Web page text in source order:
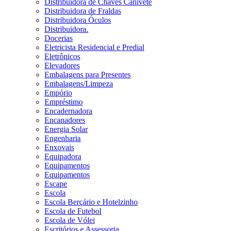
Distribuidora de Chaves Canivete
Distribuidora de Fraldas
Distribuidora Óculos
Distribuidora.
Docerias
Eletricista Residencial e Predial
Eletrônicos
Elevadores
Embalagens para Presentes
Embalagens/Limpeza
Empório
Empréstimo
Encadernadora
Encanadores
Energia Solar
Engenharia
Enxovais
Equipadora
Equipamentos
Equipamentos
Escape
Escola
Escola Berçário e Hotelzinho
Escola de Futebol
Escola de Vólei
Escritórios e Assessoria